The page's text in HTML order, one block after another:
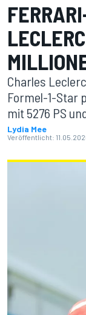
Charles
Formel-1-Star
mit 5276 PS
Lydia Mee
Veröffentlicht: